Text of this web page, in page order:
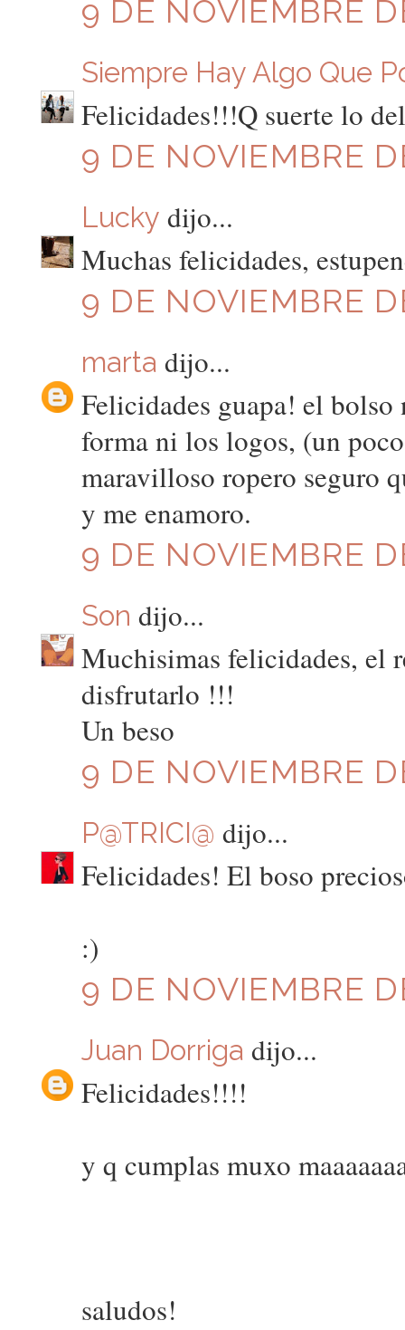
9 DE NOVIEMBRE
Siempre Hay Algo Que
Felicidades!!!Q suerte lo
9 DE NOVIEMBRE
Lucky dijo...
Muchas felicidades,
9 DE NOVIEMBRE
marta dijo...
Felicidades guapa! el
forma ni los logos, (un
maravilloso ropero seguro
y me enamoro.
9 DE NOVIEMBRE
Son dijo...
Muchisimas felicidades, el
disfrutarlo !!!
Un beso
9 DE NOVIEMBRE
P@TRICI@ dijo...
Felicidades! El boso
:)
9 DE NOVIEMBRE
Juan Dorriga dijo...
Felicidades!!!!
y q cumplas muxo
saludos!